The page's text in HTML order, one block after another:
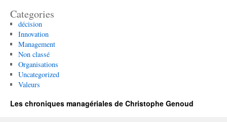
Categories
décision
Innovation
Management
Non classé
Organisations
Uncategorized
Valeurs
Les chroniques managériales de Christophe Genoud